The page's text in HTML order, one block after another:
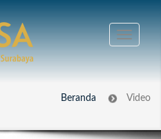
Beranda Video